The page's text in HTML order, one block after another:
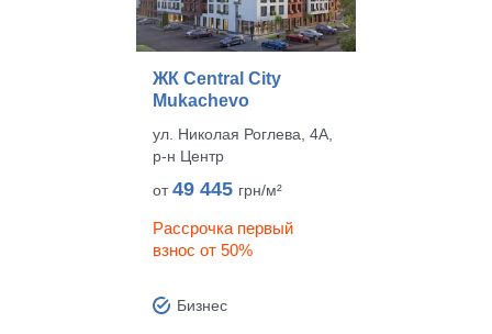
ЖК Central City
Mukachevo
ул. Николая Роглева, 4А,
р‑н Центр
от49 445 грн/м²
Рассрочка первый
взнос от 50%
Бизнес